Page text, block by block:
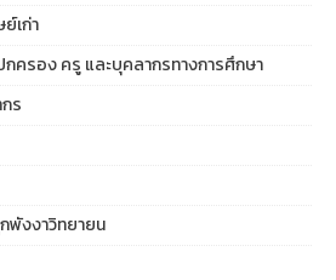
เก่า
ครอง ครู และบุคลากรทางการศึกษา
ร
พังงาวิทยายน